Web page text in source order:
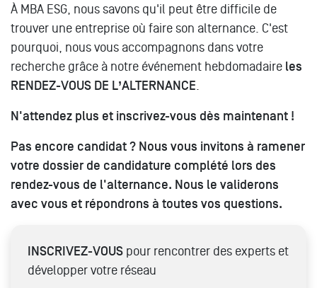
À MBA ESG, nous savons qu'il peut être difficile de
trouver une entreprise où faire son alternance. C'est
pourquoi, nous vous accompagnons dans votre
recherche grâce à notre événement hebdomadaire les
RENDEZ-VOUS DE L’ALTERNANCE.
N'attendez plus et inscrivez-vous dès maintenant !
Pas encore candidat ? Nous vous invitons à ramener
votre dossier de candidature complété lors des
rendez-vous de l'alternance. Nous le validerons
avec vous et répondrons à toutes vos questions.
INSCRIVEZ-VOUS pour rencontrer des experts et
développer votre réseau